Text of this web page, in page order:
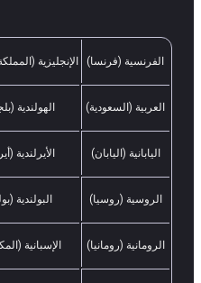
الإنجليزية الفرنسية (فرنسا)
الهولندية العربية (السعودية)
الأيرلندية اليابانية (اليابان)
البولندية الروسية (روسيا)
الإسبانية الرومانية (رومانيا)